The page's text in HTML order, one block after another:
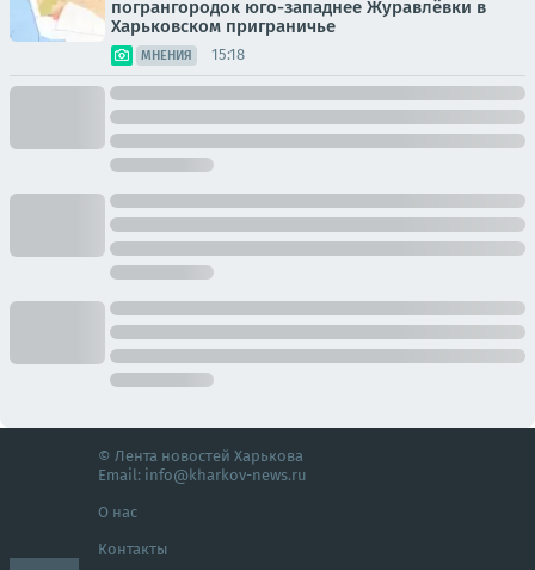
погрангородок юго-западнее Журавлёвки в
Харьковском приграничье
МНЕНИЯ 15:18
© Лента новостей Харькова
Email: info@kharkov-news.ru
О нас
Контакты